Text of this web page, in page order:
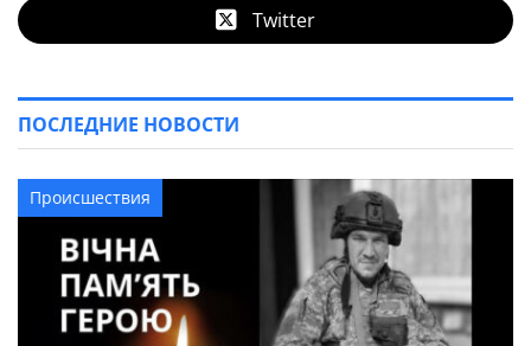
Twitter
ПОСЛЕДНИЕ НОВОСТИ
Происшествия